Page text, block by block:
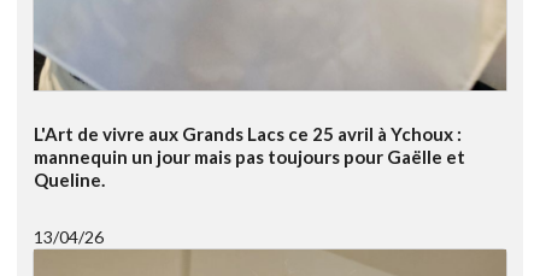
L'Art de vivre aux Grands Lacs ce 25 avril à Ychoux :
mannequin un jour mais pas toujours pour Gaëlle et
Queline.
13/04/26